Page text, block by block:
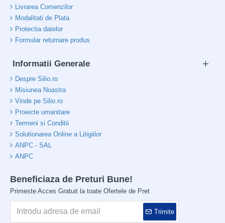
Livrarea Comenzilor
Modalitati de Plata
Protectia datelor
Formular returnare produs
Informatii Generale
Despre Silio.ro
Misiunea Noastra
Vinde pe Silio.ro
Proiecte umanitare
Termeni si Conditii
Solutionarea Online a Litigiilor
ANPC - SAL
ANPC
Beneficiaza de Preturi Bune!
Primeste Acces Gratuit la toate Ofertele de Pret
Trimite